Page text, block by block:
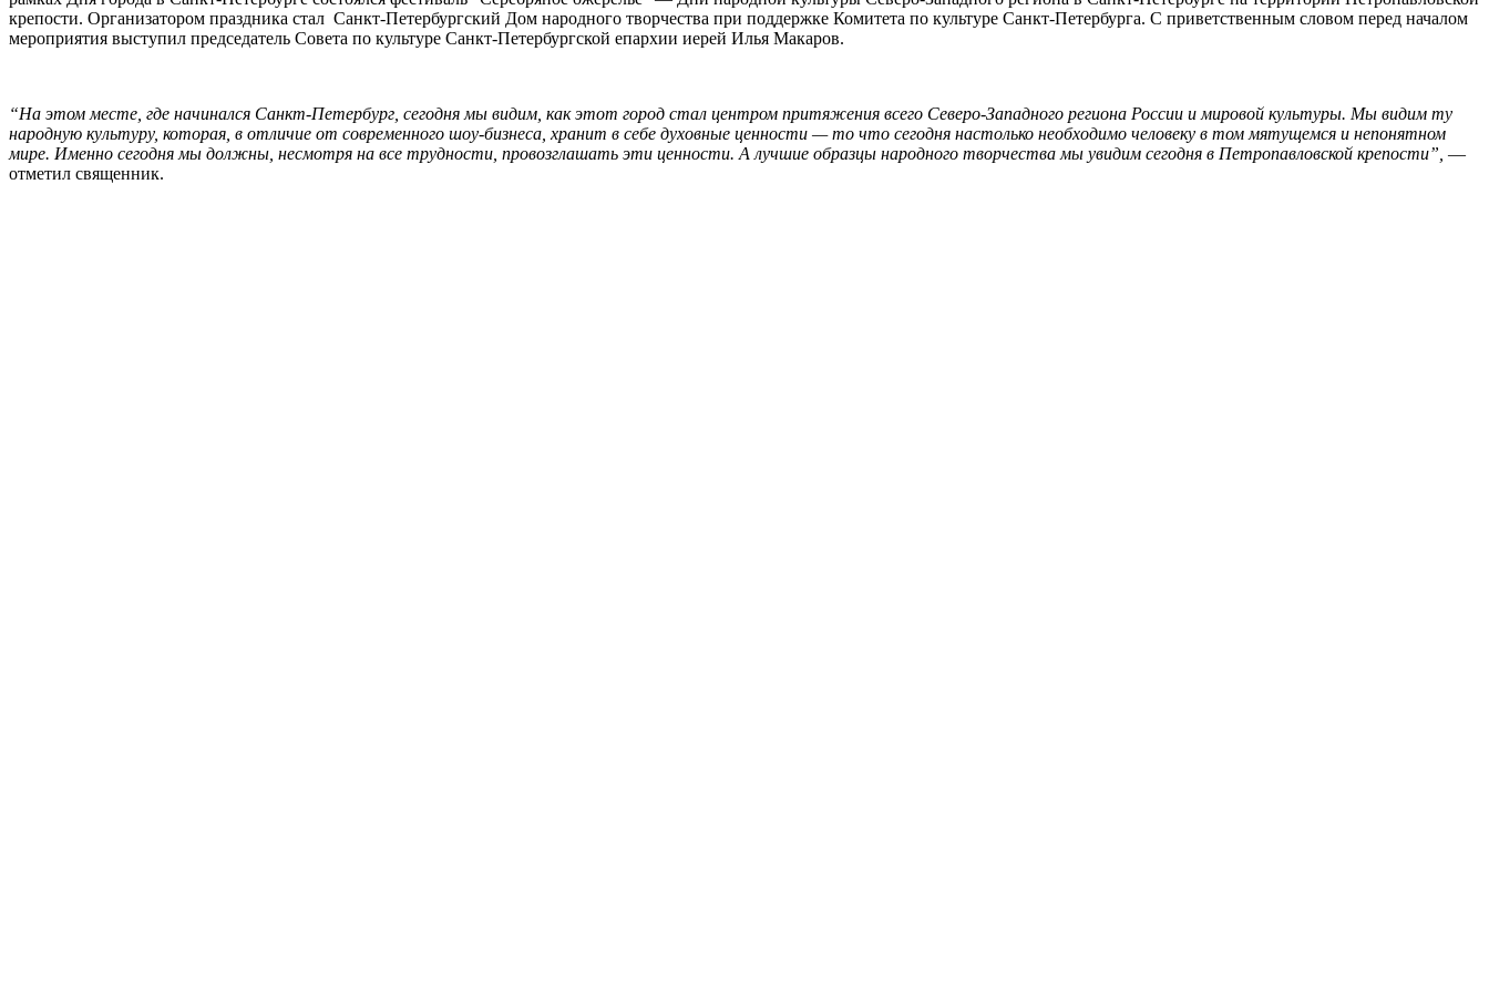
крепости. Организатором праздника стал Санкт-Петербургский Дом народного творчества при поддержке Комитета по культуре Санкт-Петербурга. С приветственным словом перед началом
мероприятия выступил председатель Совета по культуре Санкт-Петербургской епархии иерей Илья Макаров.
“На этом месте, где начинался Санкт-Петербург, сегодня мы видим, как этот город стал центром притяжения всего Северо-Западного региона России и мировой культуры. Мы видим ту
народную культуру, которая, в отличие от современного шоу-бизнеса, хранит в себе духовные ценности — то что сегодня настолько необходимо человеку в том мятущемся и непонятном
мире. Именно сегодня мы должны, несмотря на все трудности, провозглашать эти ценности. А лучшие образцы народного творчества мы увидим сегодня в Петропавловской крепости”, —
отметил священник.